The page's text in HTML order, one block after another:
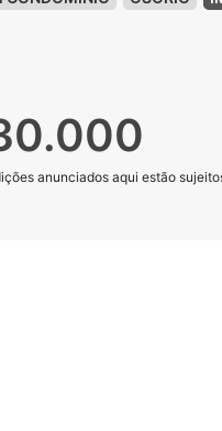
anunciados aqui estão